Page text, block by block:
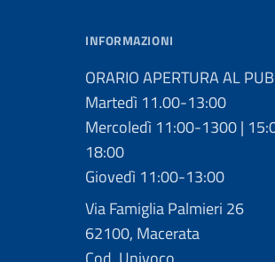
INFORMAZIONI
ORARIO APERTURA AL
Martedì 11.00-13:00
Mercoledì 11:00-1300 |
18:00
Giovedì 11:00-13:00
Via Famiglia Palmieri 26
62100, Macerata